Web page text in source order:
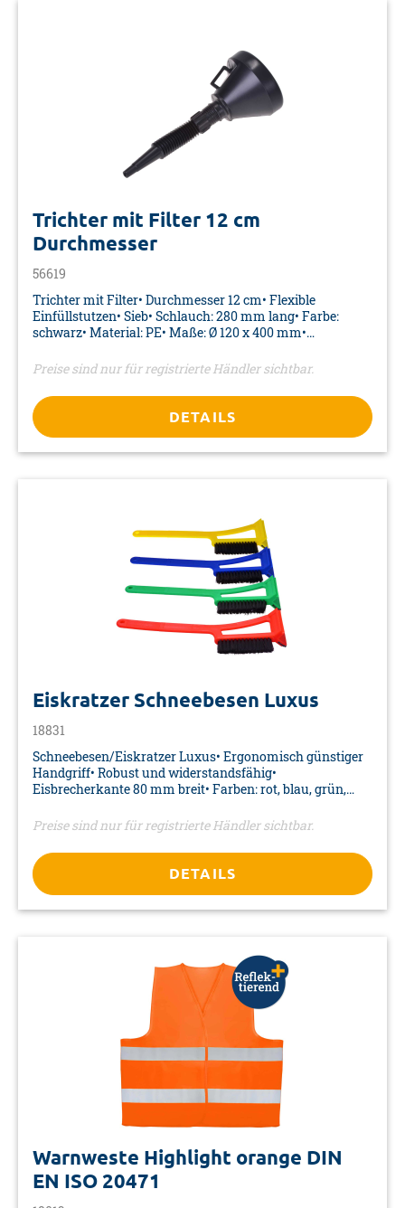
Trichter mit Filter 12 cm
Durchmesser
56619
Trichter mit Filter• Durchmesser 12 cm• Flexible
Einfüllstutzen• Sieb• Schlauch: 280 mm lang• Farbe:
schwarz• Material: PE• Maße: Ø 120 x 400 mm•
Preise sind nur für registrierte Händler sichtbar.
DETAILS
Eiskratzer Schneebesen Luxus
18831
Schneebesen/Eiskratzer Luxus• Ergonomisch günstiger
Handgriff• Robust und widerstandsfähig•
Eisbrecherkante 80 mm breit• Farben: rot, blau, grün,
Verpackung: Aufkleber
Preise sind nur für registrierte Händler sichtbar.
DETAILS
Warnweste Highlight orange DIN
EN ISO 20471